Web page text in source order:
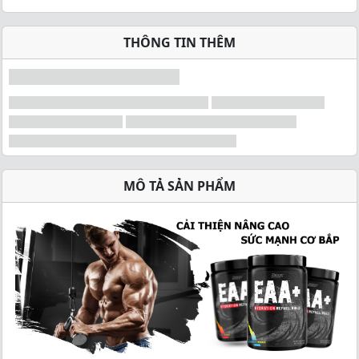
THÔNG TIN THÊM
MÔ TẢ SẢN PHẨM